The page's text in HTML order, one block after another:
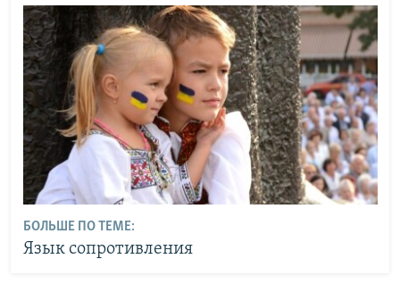
БОЛЬШЕ ПО ТЕМЕ:
Язык сопротивления